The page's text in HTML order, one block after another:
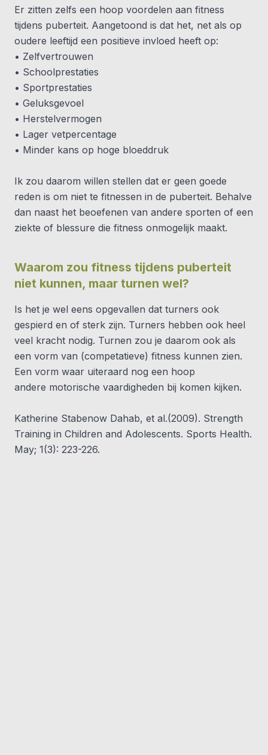
Er zitten zelfs een hoop voordelen aan fitness
tijdens puberteit. Aangetoond is dat het, net als op
oudere leeftijd een positieve invloed heeft op:
• Zelfvertrouwen
• Schoolprestaties
• Sportprestaties
• Geluksgevoel
• Herstelvermogen
• Lager vetpercentage
• Minder kans op hoge bloeddruk
Ik zou daarom willen stellen dat er geen goede
reden is om niet te fitnessen in de puberteit. Behalve
dan naast het beoefenen van andere sporten of een
ziekte of blessure die fitness onmogelijk maakt.
Waarom zou fitness tijdens puberteit
niet kunnen, maar turnen wel?
Is het je wel eens opgevallen dat turners ook
gespierd en of sterk zijn. Turners hebben ook heel
veel kracht nodig. Turnen zou je daarom ook als
een vorm van (competatieve) fitness kunnen zien.
Een vorm waar uiteraard nog een hoop
andere motorische vaardigheden bij komen kijken.
Katherine Stabenow Dahab, et al.(2009). Strength
Training in Children and Adolescents. Sports Health.
May; 1(3): 223-226.